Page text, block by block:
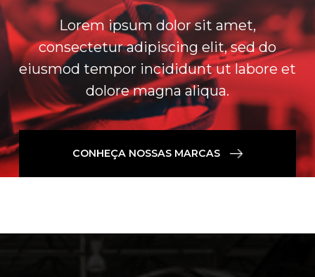
Lorem ipsum dolor sit amet,
consectetur adipiscing elit, sed do
eiusmod tempor incididunt ut labore et
dolore magna aliqua.
CONHEÇA NOSSAS MARCAS